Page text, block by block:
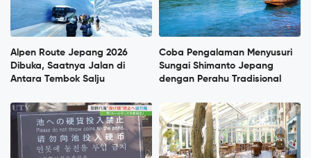
Alpen Route Jepang 2026
Dibuka, Saatnya Jalan di
Antara Tembok Salju
Coba Pengalaman Menyusuri
Sungai Shimanto Jepang
dengan Perahu Tradisional